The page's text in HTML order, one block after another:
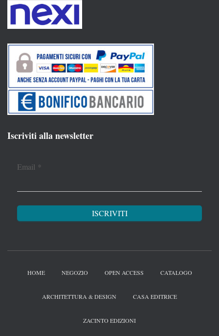
Iscriviti alla newsletter
Email *
HOME NEGOZIO OPEN ACCESS CATALOGO
ARCHITETTURA & DESIGN CASA EDITRICE
ZACINTO EDIZIONI